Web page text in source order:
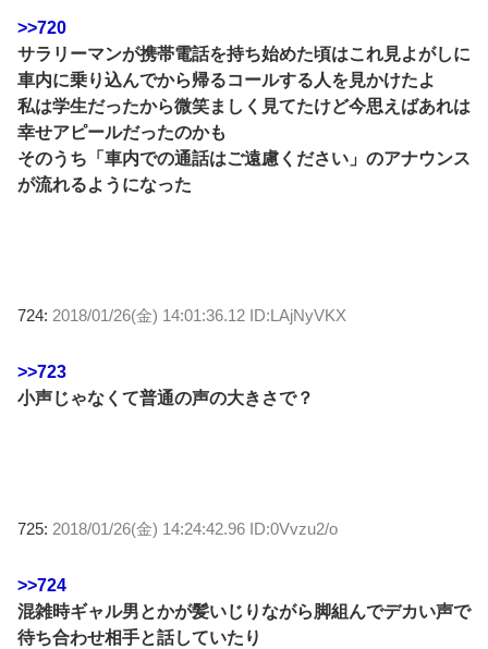
>>720
サラリーマンが携帯電話を持ち始めた頃はこれ見よがしに
車内に乗り込んでから帰るコールする人を見かけたよ
私は学生だったから微笑ましく見てたけど今思えばあれは
幸せアピールだったのかも
そのうち「車内での通話はご遠慮ください」のアナウンス
が流れるようになった
724: 2018/01/26(金) 14:01:36.12 ID:LAjNyVKX
>>723
小声じゃなくて普通の声の大きさで？
725: 2018/01/26(金) 14:24:42.96 ID:0Vvzu2/o
>>724
混雑時ギャル男とかが髪いじりながら脚組んでデカい声で
待ち合わせ相手と話していたり